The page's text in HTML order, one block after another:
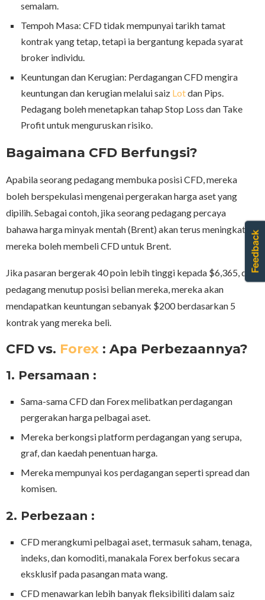
semalam.
Tempoh Masa: CFD tidak mempunyai tarikh tamat
kontrak yang tetap, tetapi ia bergantung kepada syarat
broker individu.
Keuntungan dan Kerugian: Perdagangan CFD mengira
keuntungan dan kerugian melalui saiz Lotdan Pips.
Pedagang boleh menetapkan tahap Stop Loss dan Take
Profit untuk menguruskan risiko.
Bagaimana CFD Berfungsi?
Apabila seorang pedagang membuka posisi CFD, mereka
boleh berspekulasi mengenai pergerakan harga aset yang
dipilih. Sebagai contoh, jika seorang pedagang percaya
bahawa harga minyak mentah (Brent) akan terus meningkat,
mereka boleh membeli CFD untuk Brent.
Jika pasaran bergerak 40 poin lebih tinggi kepada $6,365, dan
pedagang menutup posisi belian mereka, mereka akan
mendapatkan keuntungan sebanyak $200 berdasarkan 5
kontrak yang mereka beli.
CFD vs. Forex : Apa Perbezaannya?
1. Persamaan :
Sama-sama CFD dan Forex melibatkan perdagangan
pergerakan harga pelbagai aset.
Mereka berkongsi platform perdagangan yang serupa,
graf, dan kaedah penentuan harga.
Mereka mempunyai kos perdagangan seperti spread dan
komisen.
2. Perbezaan :
CFD merangkumi pelbagai aset, termasuk saham, tenaga,
indeks, dan komoditi, manakala Forex berfokus secara
eksklusif pada pasangan mata wang.
CFD menawarkan lebih banyak fleksibiliti dalam saiz